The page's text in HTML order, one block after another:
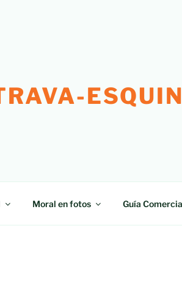
Moral en fotos Guía